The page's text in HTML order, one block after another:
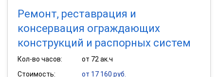
Ремонт, реставрация и
консервация ограждающих
конструкций и распорных систем
Кол-во часов:
от 72 ак.ч
Стоимость:
от 17 160 руб.